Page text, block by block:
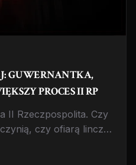
GUWERNANTKA,
PROCES II RP
II Rzeczpospolita. Czy
czy ofiarą linczu